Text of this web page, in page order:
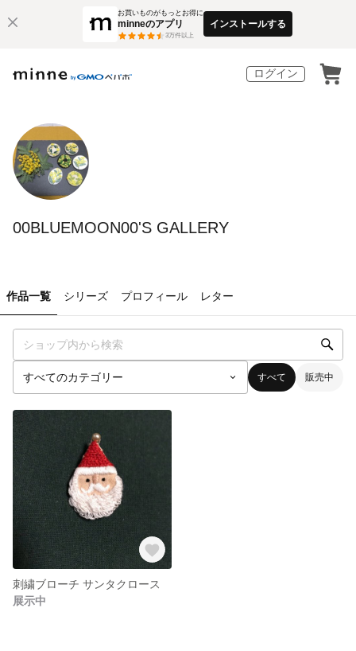
お買いものがもっとお得に
minneのアプリ
3万件以上
インストールする
ログイン
00BLUEMOON00'S GALLERY
作品一覧 シリーズ プロフィール レター
すべて 販売中
刺繍ブローチ サンタクロース
展示中